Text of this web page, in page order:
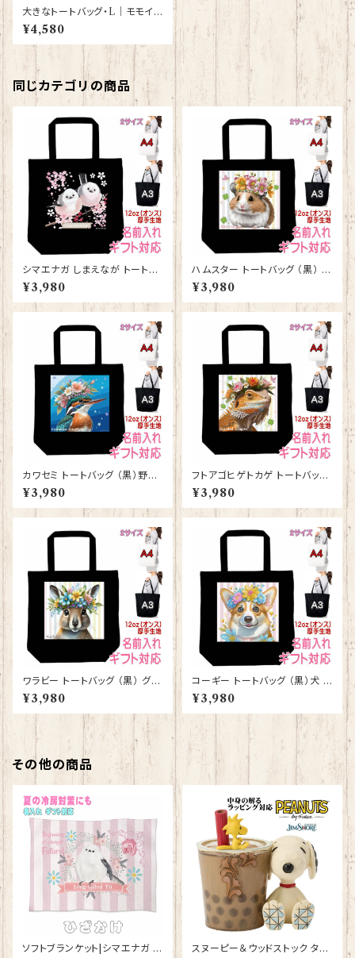
大きなトートバッグ・L｜モモイ
ロインコ（黒）【型番 BL-89】き
ゃぴあーと KYAPIArt
¥4,580
同じカテゴリの商品
シマエナガ しまえなが トートバ
ッグ （黒） グッズ 雑貨 入学祝
い レッスンバッグ お買い物バッ
グ【型番 B-10011】プレゼント
¥3,980
ハムスター トートバッグ （黒） グ
ッズ 雑貨 入学祝い レッスンバ
ッグ お買い物バッグ【型番 B-10
007】お花の王冠シリーズ
¥3,980
カワセミ トートバッグ （黒）野鳥
グッズ 雑貨 入学祝い レッスン
バッグ お買い物バッグ【型番 B-
10010】お花の王冠シリーズ
¥3,980
フトアゴヒゲトカゲ トートバッグ
（黒） グッズ 雑貨 入学祝い レ
ッスンバッグ お買い物バッグ【型
番 B-10008】お花の王冠シリ
¥3,980
ワラビー トートバッグ （黒） グッ
ズ 雑貨 入学祝い レッスンバッ
グ お買い物バッグ【型番 B-100
09】お花の王冠シリーズ
¥3,980
コーギー トートバッグ （黒）犬 ド
ッグ グッズ 雑貨 入学祝い レッ
スンバッグ お買い物バッグ【型番
B-10005】お花の王冠シリーズ
¥3,980
その他の商品
ソフトブランケット|シマエナガ ひ
スヌーピー＆ウッドストック タピ